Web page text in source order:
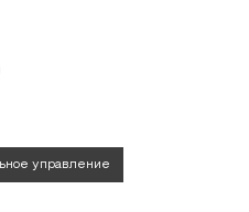
управление